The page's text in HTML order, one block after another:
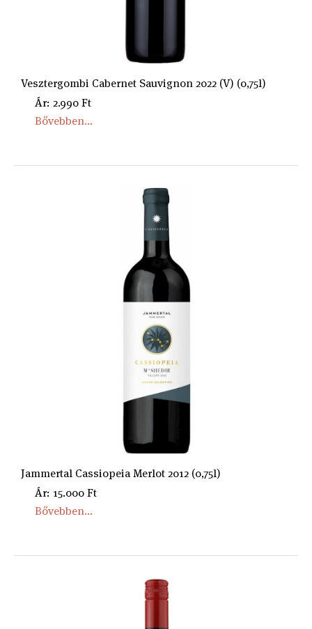
Vesztergombi Cabernet Sauvignon 2022 (V) (0,75l)
Ár: 2.990 Ft
Bővebben...
Jammertal Cassiopeia Merlot 2012 (0,75l)
Ár: 15.000 Ft
Bővebben...